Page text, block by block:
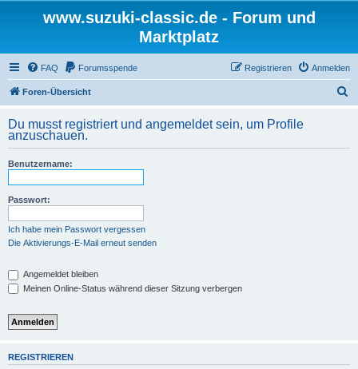
www.suzuki-classic.de - Forum und
Marktplatz
FAQ Forumsspende Anmelden
Registrieren
Foren-Übersicht
h
Du musst registriert und angemeldet sein, um Profile
anzuschauen.
Benutzername:
Passwort:
Ich habe mein Passwort vergessen
Die Aktivierungs-E-Mail erneut senden
Angemeldet bleiben
Meinen Online-Status während dieser Sitzung verbergen
REGISTRIEREN